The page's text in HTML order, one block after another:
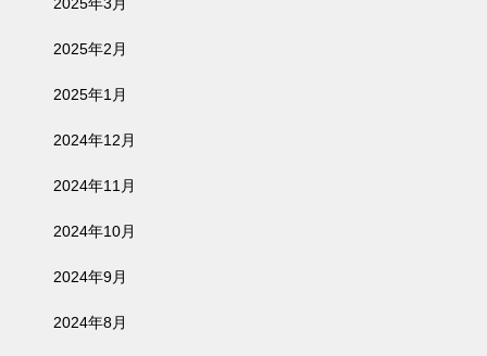
2025年2月
2025年1月
2024年12月
2024年11月
2024年10月
2024年9月
2024年8月